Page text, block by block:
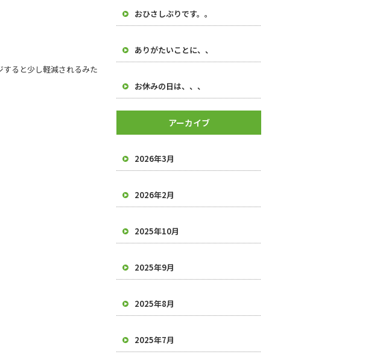
ると少し軽減されるみた
おひさしぶりです。。
ありがたいことに、、
お休みの日は、、、
アーカイブ
2026年3月
2026年2月
2025年10月
2025年9月
2025年8月
2025年7月